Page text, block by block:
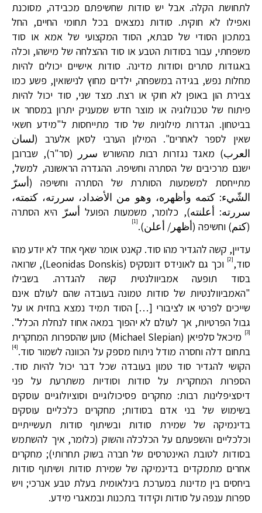
לתחושת הקלה. אבל יש סודות שחשיפתם מכבידה, מסוכנת
ואפילו לא חוקית. סודות נמצאים בכל תחומי החיים, החל
במתכון הסודי של סבתא, הסוד המקצועי של אמא או סוד
משפחתי, עבור בסודות הטבע או סוד ההצלחה של מישהו, וכלה
באגודות סתרים וסודות מדינה. סודות אישיים יכולים להיות
מחלות נפש, בגידה במשפחה, ילדים מחוץ לנישואין, פשע כמו
צבירת הון באופן לא חוקי או רצח. מצד שני, סוד יכול להיות
פיתוח של טכנולוגיה או מוצר חדש שמעניק יתרון במסחר או
בביטחון. הגדרות מילוניות של סוד מתייחסות ל"מידע חשאי
שאין לספר לאחרים". המילון הערבי לִסאן אלערב (لسان
العرب) מאגד נגזרות רבות מהשורש سرر (סר"ר), שברובן
ישנם מרכיבים של הסתרה וחשיפה. ההגדרה הראשונה, למשל,
מתייחסת למשמעות הסותרת של הסתרה וחשיפה (أسرّ
الشّيء: كتمه وأظهره، وهو من الأضداد، سررته، كتمته،
سررته: أعلنته), כלומר, משמעות הפועל أسرّ היא הסתרה
(كتم) וחשיפה (أظهر/ أعلن).[1]
עדיין, קשה להגדיר מהו סוד. קאנט אומר שאף אחד לא יודע מהו
סוד,[2]
וכך גם לאונידס דונסקיס (Leonidas Donskis), שרואה
בסוד תופעה אמביוולנטית קשה להגדרה. בשבילו
"האמביוולנטיות של סודות טמונה בעובדה שהם לעולם אינם
שייכים לפרטי או לציבורי […] הסוד תמיד נמצא בחזית או על
גבול הפרטיות, אך לעולם לא יהפוך במאה אחוז לנחלת הכלל".
[3]
מיכאל סלפיאן (Michael Slepian) טוען שהספרות המחקרית
בתחום דלה וחסרה מודל ניתוח מספק על הכוונה לשמור סוד.[4]
הקושי להגדיר סוד טמון בעובדה שכל דבר יכול להיות סוד.
הספרות המחקרית על סודות וסודיות משתרעת על פני
דיסציפלינות רבות: מחקרים פסיכולוגיים וסוציולוגיים עוסקים
בשימוש של בני אדם בסודות; מחקרים כלכליים עוסקים
בדינמיקה של שמירת סודות ובשיתוף סודות תעשייתיים
וכלכליים והשפעתם על הכלכלה והשוק (כלומר, איך להשתמש
בסודות לטובת האינטרסים של חברה בשוק תחרותי); מחקרים
אחרים מתמקדים בדינמיקה של שמירת סודות ושיתוף סודות
ביחסים בין מדינות במערכת בינלאומית בעלת טבע אנרכי; ויש
ספרות ענפה על סודות וקידוד בתכנות ובמאגרי מידע.